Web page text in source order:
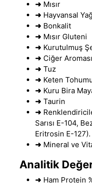
➜ Mısır
➜ Hayvansal Yağ
➜ Bonkalit
➜ Mısır Gluteni
➜ Kurutulmuş
➜ Ciğer Aroması
➜ Tuz
➜ Keten
➜ Kuru Bira
➜ Taurin
➜
Sarısı E-104,
Eritrosin E-127).
➜ Mineral ve
Analitik
➜ Ham Protein